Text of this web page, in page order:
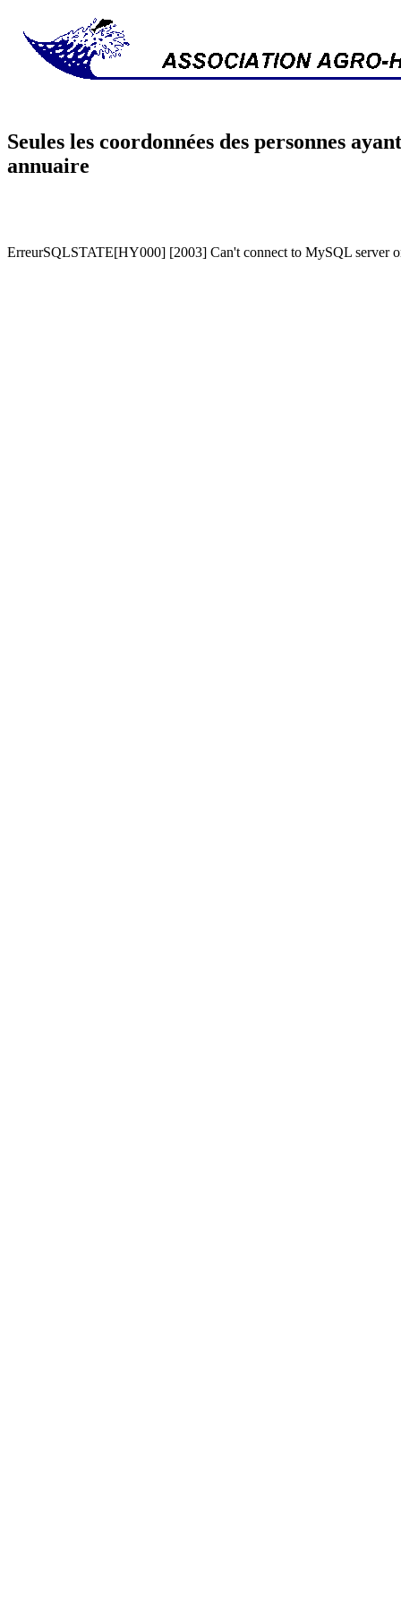
Seules les coordonnées des personnes
annuaire
ErreurSQLSTATE[HY000] [2003] Can't connect to MySQL server